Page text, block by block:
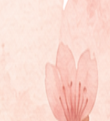
verantwortlich.
auf eine
hiervon unberührt.
wir diese Inhalte